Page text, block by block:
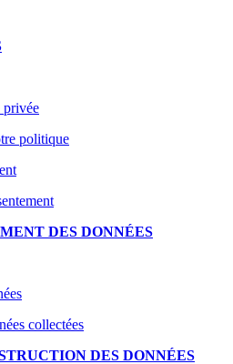
privée
politique
DES DONNÉES
collectées
DES DONNÉES